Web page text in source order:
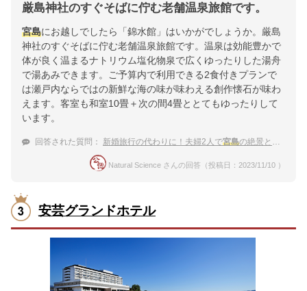
厳島神社のすぐそばに佇む老舗温泉旅館です。
宮島にお越しでしたら「錦水館」はいかがでしょうか。厳島
神社のすぐそばに佇む老舗温泉旅館です。温泉は効能豊かで
体が良く温まるナトリウム塩化物泉で広くゆったりした湯舟
で湯あみできます。ご予算内で利用できる2食付きプランで
は瀬戸内ならではの新鮮な海の味が味わえる創作懐石が味わ
えます。客室も和室10畳＋次の間4畳ととてもゆったりして
います。
回答された質問： 新婚旅行の代わりに！夫婦2人で宮島の絶景と贅沢グルメを堪能できる宿
Natural Science さんの回答（投稿日：2023/11/10 ）
安芸グランドホテル